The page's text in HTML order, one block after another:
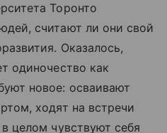
Торонто
считают ли они свой
Оказалось,
одиночество как
новое: осваивают
ходят на встречи
целом чувствуют себя